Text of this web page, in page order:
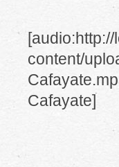
content/
Cafayate]